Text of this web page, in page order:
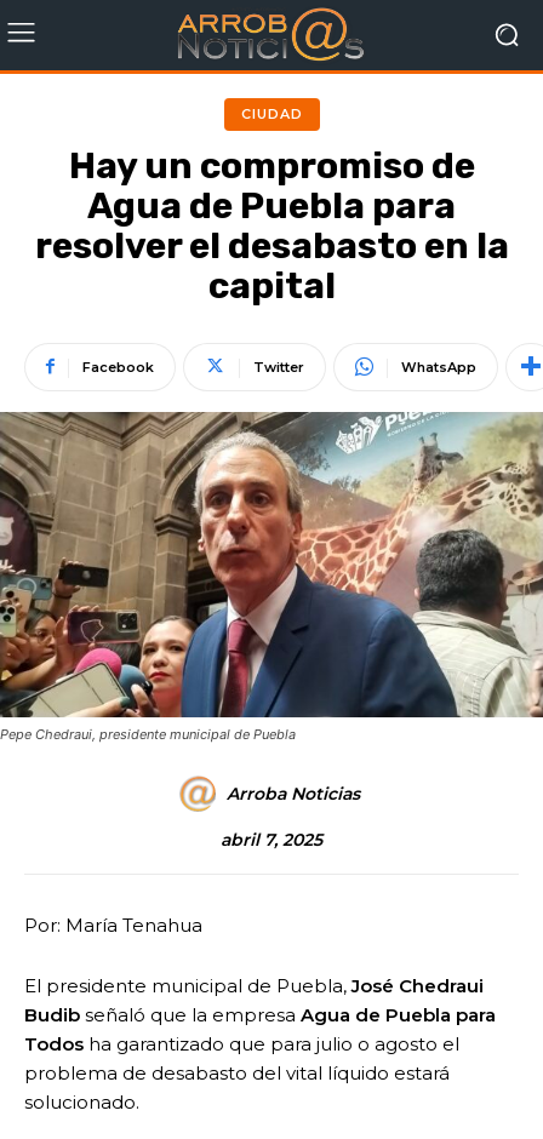
CIUDAD
Hay un compromiso de
Agua de Puebla para
resolver el desabasto en la
capital
Facebook Twitter WhatsApp
Pepe Chedraui, presidente municipal de Puebla
Arroba Noticias
abril 7, 2025
Por: María Tenahua
El presidente municipal de Puebla,José Chedraui
Budib señaló que la empresa Agua de Puebla para
Todos ha garantizado que para julio o agosto el
problema de desabasto del vital líquido estará
solucionado.